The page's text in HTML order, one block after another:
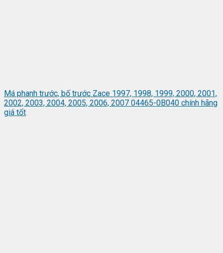
Má phanh trước, bố trước Zace 1997, 1998, 1999, 2000, 2001,
2002, 2003, 2004, 2005, 2006, 2007 04465-0B040 chính hãng
giá tốt